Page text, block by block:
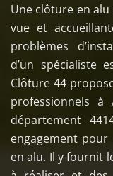
Une clôture en
vue et
problèmes
d’un spécialiste
Clôture 44
professionnels
département
engagement
en alu. Il y fournit